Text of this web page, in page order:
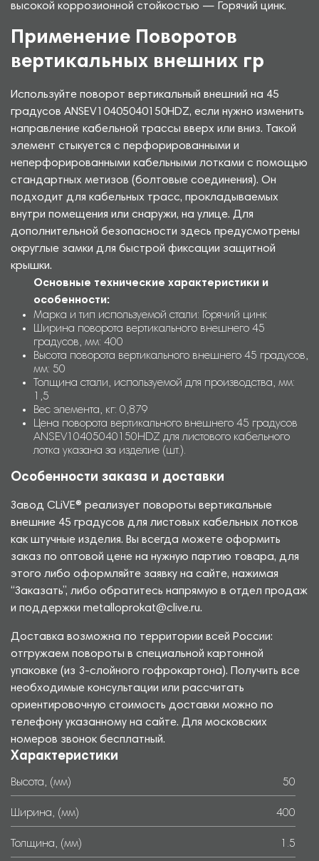
высокой коррозионной стойкостью — Горячий цинк.
Применение Поворотов
вертикальных внешних гр
Используйте поворот вертикальный внешний на 45
градусов ANSEV10405040150HDZ, если нужно изменить
направление кабельной трассы вверх или вниз. Такой
элемент стыкуется с перфорированными и
неперфорированными кабельными лотками с помощью
стандартных метизов (болтовые соединения). Он
подходит для кабельных трасс, прокладываемых
внутри помещения или снаружи, на улице. Для
дополнительной безопасности здесь предусмотрены
округлые замки для быстрой фиксации защитной
крышки.
Основные технические характеристики и
особенности:
Марка и тип используемой стали: Горячий цинк
Ширина поворота вертикального внешнего 45
градусов, мм: 400
Высота поворота вертикального внешнего 45 градусов,
мм: 50
Толщина стали, используемой для производства, мм:
1,5
Вес элемента, кг: 0,879
Цена поворота вертикального внешнего 45 градусов
ANSEV10405040150HDZ для листового кабельного
лотка указана за изделие (шт.).
Особенности заказа и доставки
Завод CLiVE® реализует повороты вертикальные
внешние 45 градусов для листовых кабельных лотков
как штучные изделия. Вы всегда можете оформить
заказ по оптовой цене на нужную партию товара, для
этого либо оформляйте заявку на сайте, нажимая
“Заказать”, либо обратитесь напрямую в отдел продаж
и поддержки metalloprokat@clive.ru.
Доставка возможна по территории всей России:
отгружаем повороты в специальной картонной
упаковке (из 3-слойного гофрокартона). Получить все
необходимые консультации или рассчитать
ориентировочную стоимость доставки можно по
телефону указанному на сайте. Для московских
номеров звонок бесплатный.
Характеристики
Высота, (мм) 50
Ширина, (мм) 400
Толщина, (мм) 1.5